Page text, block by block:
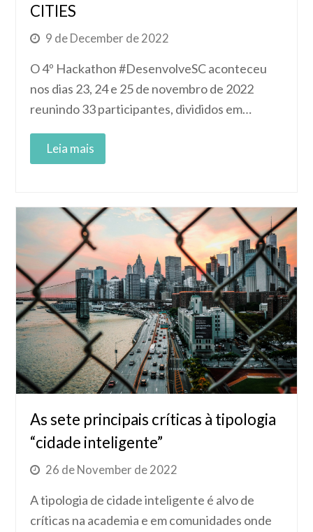
CITIES
9 de December de 2022
O 4º Hackathon #DesenvolveSC aconteceu
nos dias 23, 24 e 25 de novembro de 2022
reunindo 33 participantes, divididos em…
As sete principais críticas à tipologia
“cidade inteligente”
26 de November de 2022
A tipologia de cidade inteligente é alvo de
críticas na academia e em comunidades onde